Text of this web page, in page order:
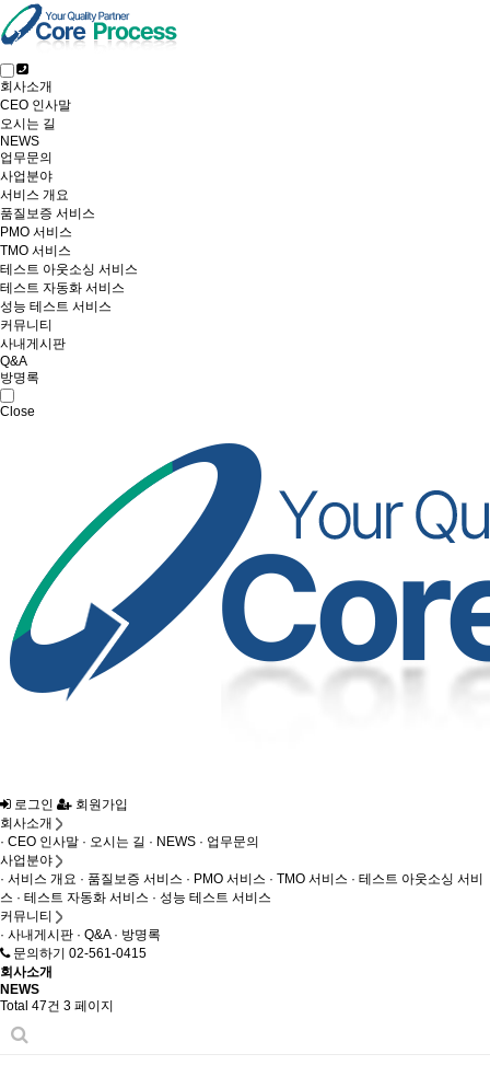
회사소개
CEO 인사말
오시는 길
NEWS
업무문의
사업분야
서비스 개요
품질보증 서비스
PMO 서비스
TMO 서비스
테스트 아웃소싱 서비스
테스트 자동화 서비스
성능 테스트 서비스
커뮤니티
사내게시판
Q&A
방명록
Close
로그인
회원가입
회사소개
· CEO 인사말 · 오시는 길 · NEWS · 업무문의
사업분야
· 서비스 개요 · 품질보증 서비스 · PMO 서비스 · TMO 서비스 · 테스트 아웃소싱 서비
스 · 테스트 자동화 서비스 · 성능 테스트 서비스
커뮤니티
· 사내게시판 · Q&A · 방명록
문의하기 02-561-0415
회사소개
NEWS
Total 47건 3 페이지